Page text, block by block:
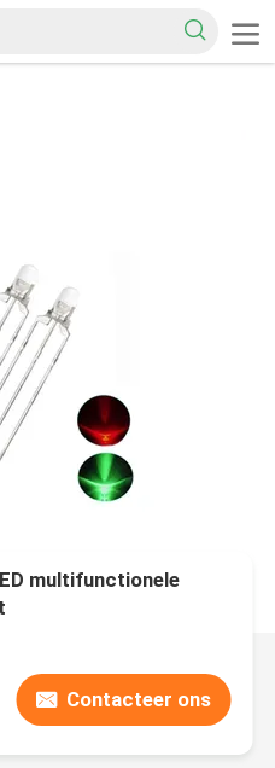
multifunctionele
Contacteer ons